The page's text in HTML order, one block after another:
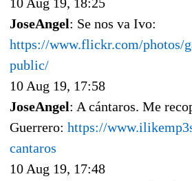
JoseAngel: Se nos va Ivo:
https://www.flickr.com/photos/
public/
10 Aug 19, 17:58
JoseAngel: A cántaros. Me
Guerrero: https://
cantaros
10 Aug 19, 17:48